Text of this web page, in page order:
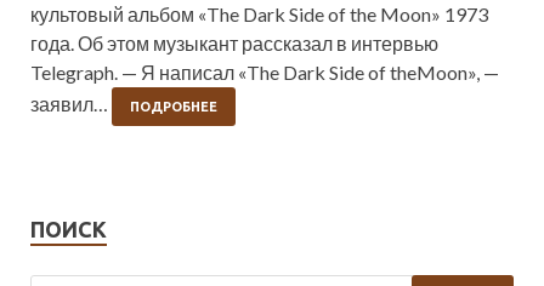
культовый альбом «The Dark Side of the Moon» 1973
года. Об этом музыкант рассказал в интервью
Telegraph. — Я написал «The Dark Side of theMoon», —
заявил…
ПОДРОБНЕЕ
ПОИСК